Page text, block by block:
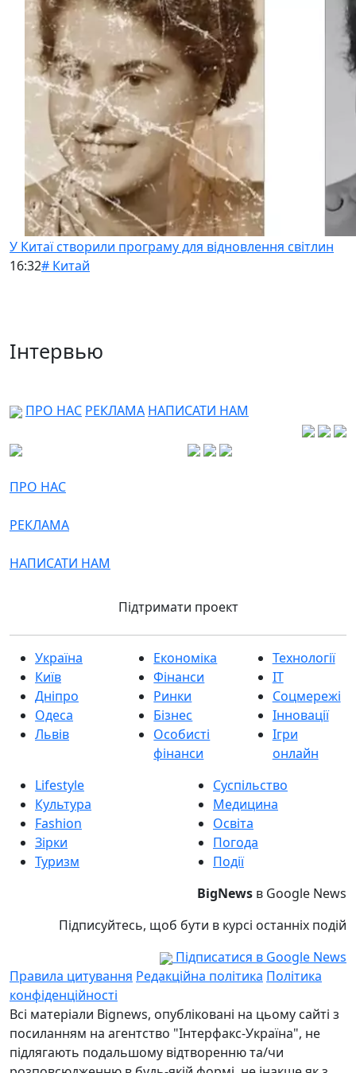
У Китаї створили програму для відновлення світлин
16:32# Китай
Інтервью
ПРО НАС РЕКЛАМА НАПИСАТИ НАМ
ПРО НАС
РЕКЛАМА
НАПИСАТИ НАМ
Підтримати проект
Україна
Київ
Дніпро
Одеса
Львів
Економіка
Фінанси
Ринки
Бізнес
Особисті
фінанси
Технології
IT
Соцмережі
Інновації
Ігри
онлайн
Lifestyle
Культура
Fashion
Зірки
Туризм
Суспільство
Медицина
Освіта
Погода
Події
BigNews в Google News
Підписуйтесь, щоб бути в курсі останніх подій
Підписатися в Google News
Правила цитування Редакційна політика Політика
конфіденційності
Всі матеріали Bignews, опубліковані на цьому сайті з
посиланням на агентство "Інтерфакс-Україна", не
підлягають подальшому відтворенню та/чи